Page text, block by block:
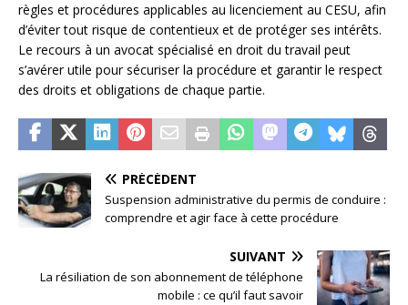
règles et procédures applicables au licenciement au CESU, afin
d’éviter tout risque de contentieux et de protéger ses intérêts.
Le recours à un avocat spécialisé en droit du travail peut
s’avérer utile pour sécuriser la procédure et garantir le respect
des droits et obligations de chaque partie.
PRÉCÉDENT
Suspension administrative du permis de conduire :
comprendre et agir face à cette procédure
SUIVANT
La résiliation de son abonnement de téléphone
mobile : ce qu’il faut savoir